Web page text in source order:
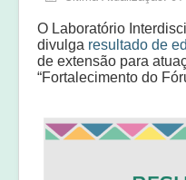
Laudos e pareceres
O Laboratório
divulga resultado de
de extensão para
“Fortalecimento do